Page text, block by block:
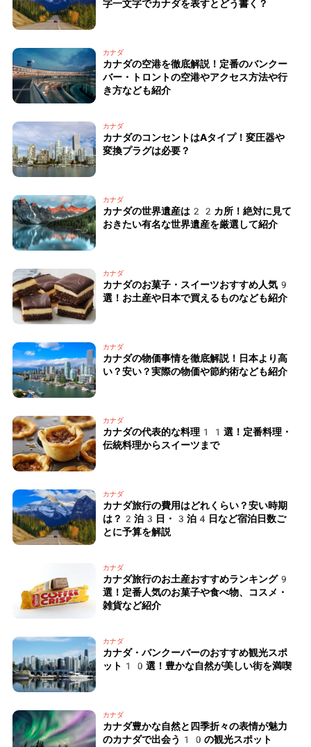
字一文字でカナダを表すとどう書く？
カナダ
カナダの空港を徹底解説！定番のバンクー
バー・トロントの空港やアクセス方法や行
き方なども紹介
カナダ
カナダのコンセントはAタイプ！変圧器や
変換プラグは必要？
カナダ
カナダの世界遺産は22カ所！絶対に見て
おきたい有名な世界遺産を厳選して紹介
カナダ
カナダのお菓子・スイーツおすすめ人気9
選！お土産や日本で買えるものなども紹介
カナダ
カナダの物価事情を徹底解説！日本より高
い？安い？実際の物価や節約術なども紹介
カナダ
カナダの代表的な料理11選！定番料理・
伝統料理からスイーツまで
カナダ
カナダ旅行の費用はどれくらい？安い時期
は？2泊3日・3泊4日など宿泊日数ご
とに予算を解説
カナダ
カナダ旅行のお土産おすすめランキング9
選！定番人気のお菓子や食べ物、コスメ・
雑貨など紹介
カナダ
カナダ・バンクーバーのおすすめ観光スポ
ット10選！豊かな自然が美しい街を満喫
カナダ
カナダ豊かな自然と四季折々の表情が魅力
のカナダで出会う10の観光スポット